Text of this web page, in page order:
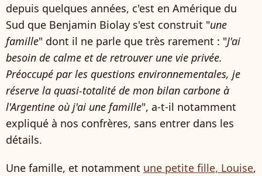
depuis quelques années, c'est en Amérique du
Sud que Benjamin Biolay s'est construit "une
famille" dont il ne parle que très rarement : "J'ai
besoin de calme et de retrouver une vie privée.
Préoccupé par les questions environnementales, je
réserve la quasi-totalité de mon bilan carbone à
l'Argentine où j'ai une famille", a-t-il notamment
expliqué à nos confrères, sans entrer dans les
détails.
Une famille, et notamment une petite fille, Louise,